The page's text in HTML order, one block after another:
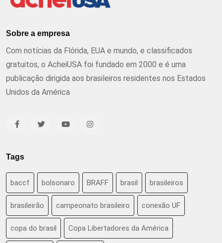
Sobre a empresa
Com notícias da Flórida, EUA e mundo, e classificados
gratuitos, o AcheiUSA foi fundado em 2000 e é uma
publicação dirigida aos brasileiros residentes nos Estados
Unidos da América
Tags
baccf bolsonaro BRAFF brasil brasileiros
brasileirão campeonato brasileiro conexão UF
copa do brasil Copa Libertadores da América